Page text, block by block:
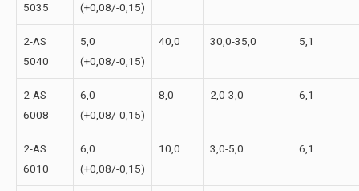
5035
(+0,08/-0,15)
2-АS
5040
5,0
(+0,08/-0,15)
40,0 30,0-35,0 5,1
2-АS
6008
6,0
(+0,08/-0,15)
8,0 2,0-3,0 6,1
2-АS
6010
6,0
(+0,08/-0,15)
10,0 3,0-5,0 6,1